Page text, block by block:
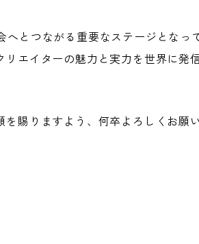
とつながる重要なステージとなっ
エイターの魅力と実力を世界に発
賜りますよう、何卒よろしくお願